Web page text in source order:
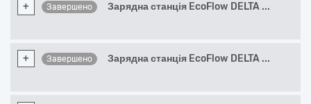
+ Завершено Зарядна станція EcoFlow DELTA ...
+ Завершено Зарядна станція EcoFlow DELTA ...